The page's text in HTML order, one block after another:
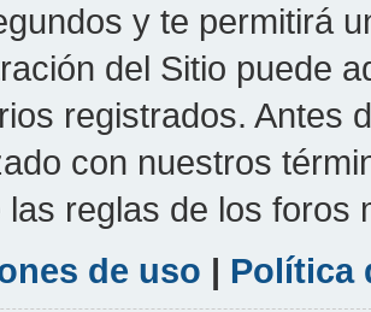
y te permitirá
del Sitio puede
registrados. Antes
con nuestros
las reglas de los foros
de uso | Política